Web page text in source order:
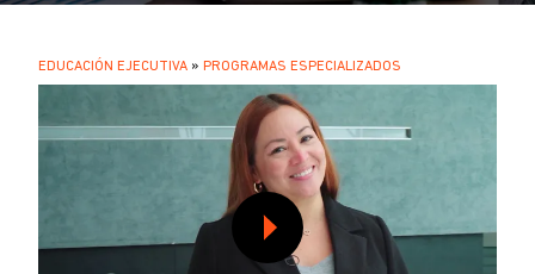
.SOBRESCRIBIR
DE
NAVEGACIÓN
EDUCACIÓN EJECUTIVA PROGRAMAS ESPECIALIZADOS